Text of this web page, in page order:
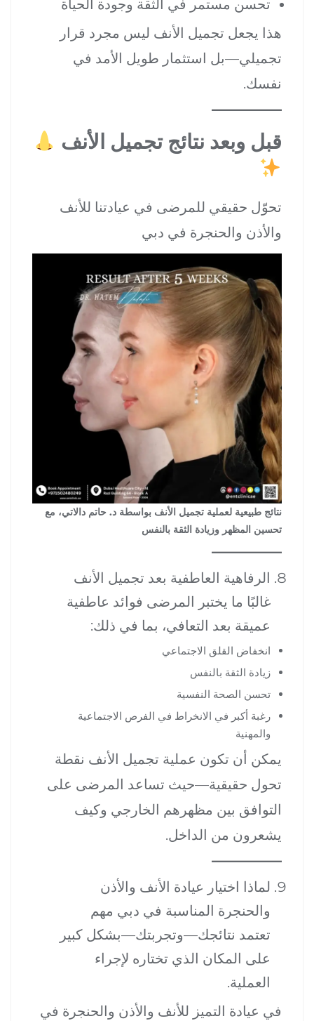
تحسن مستمر في الثقة وجودة الحياة
هذا يجعل تجميل الأنف ليس مجرد قرار
تجميلي—بل استثمار طويل الأمد في
نفسك.
قبل وبعد نتائج تجميل الأنف
تحوّل حقيقي للمرضى في عيادتنا للأنف
والأذن والحنجرة في دبي
نتائج طبيعية لعملية تجميل الأنف بواسطة د. حاتم دالاتي، مع
تحسين المظهر وزيادة الثقة بالنفس
الرفاهية العاطفية بعد تجميل الأنف
غالبًا ما يختبر المرضى فوائد عاطفية
عميقة بعد التعافي، بما في ذلك:
انخفاض القلق الاجتماعي
زيادة الثقة بالنفس
تحسن الصحة النفسية
رغبة أكبر في الانخراط في الفرص الاجتماعية
والمهنية
يمكن أن تكون عملية تجميل الأنف نقطة
تحول حقيقية—حيث تساعد المرضى على
التوافق بين مظهرهم الخارجي وكيف
يشعرون من الداخل.
لماذا اختيار عيادة الأنف والأذن
والحنجرة المناسبة في دبي مهم
تعتمد نتائجك—وتجربتك—بشكل كبير
على المكان الذي تختاره لإجراء
العملية.
في عيادة التميز للأنف والأذن والحنجرة في